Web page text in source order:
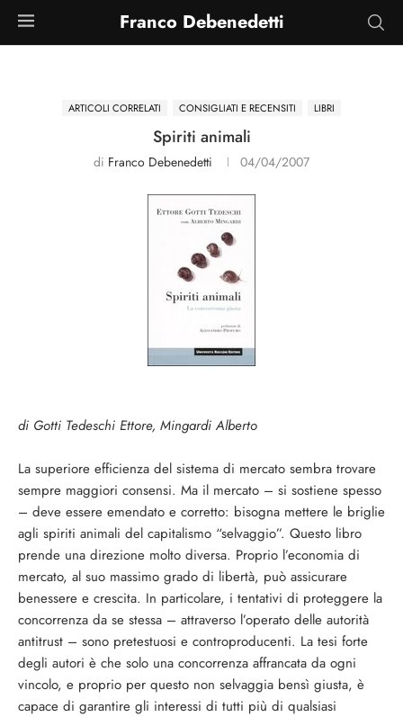
Franco Debenedetti
ARTICOLI CORRELATI CONSIGLIATI E RECENSITI LIBRI
Spiriti animali
di Franco Debenedetti 04/04/2007
di Gotti Tedeschi Ettore, Mingardi Alberto
La superiore efficienza del sistema di mercato sembra trovare
sempre maggiori consensi. Ma il mercato – si sostiene spesso
– deve essere emendato e corretto: bisogna mettere le briglie
agli spiriti animali del capitalismo “selvaggio”. Questo libro
prende una direzione molto diversa. Proprio l’economia di
mercato, al suo massimo grado di libertà, può assicurare
benessere e crescita. In particolare, i tentativi di proteggere la
concorrenza da se stessa – attraverso l’operato delle autorità
antitrust – sono pretestuosi e controproducenti. La tesi forte
degli autori è che solo una concorrenza affrancata da ogni
vincolo, e proprio per questo non selvaggia bensì giusta, è
capace di garantire gli interessi di tutti più di qualsiasi